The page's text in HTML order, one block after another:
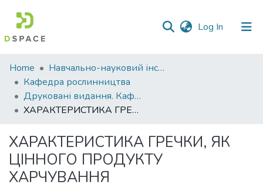
Log In (current)
Communities
&
Collections
All of DSpace
Statistics
Home
Навчально-науковий інститут агротехнологій, селекції та екології
Кафедра рослинництва
Друковані видання. Кафедра рослинництва
ХАРАКТЕРИСТИКА ГРЕЧКИ, ЯК ЦІННОГО ПРОДУКТУ ХАРЧУВАННЯ
ХАРАКТЕРИСТИКА ГРЕЧКИ, ЯК
ЦІННОГО ПРОДУКТУ
ХАРЧУВАННЯ